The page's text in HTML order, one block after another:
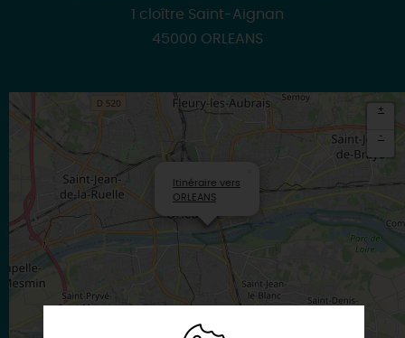
1 cloître Saint-Aignan
45000 ORLEANS
Itinéraire vers
ORLEANS
+
-